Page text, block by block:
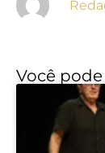
Você